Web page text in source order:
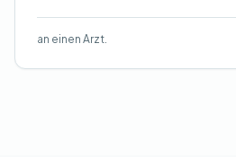
an einen Arzt.